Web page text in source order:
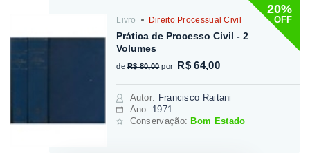
20%
OFF
Livro Direito Processual Civil
Prática de Processo Civil - 2
Volumes
de R$ 80,00 por R$ 64,00
Autor: Francisco Raitani
Ano: 1971
Conservação: Bom Estado